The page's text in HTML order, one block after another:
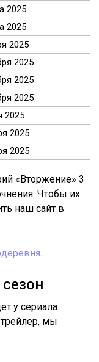
2025
2025
2025
2025
2025
2025
2025
2025
2025
«Вторжение» 3
Чтобы их
наш сайт в
.
у сериала
мы